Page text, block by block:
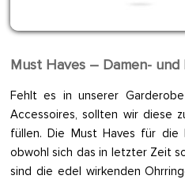
Must Haves – Damen-
Fehlt es in unserer
Accessoires, sollten wir diese
füllen. Die Must Haves für die
obwohl sich das in letzter Zeit
sind die edel wirkenden